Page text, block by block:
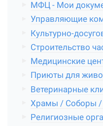
МФЦ - Мои
Управляющие
Культурно-
Строительство
Медицинские
Приюты для
Ветеринарные
Храмы / Соборы /
Религиозные